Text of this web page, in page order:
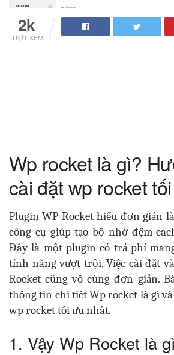
2k
LƯỢT XEM
Wp rocket là gì?
cài đặt wp rocket
Plugin WP Rocket hiểu đơn giản
công cụ giúp tạo bộ nhớ đệm
Đây là một plugin có trả phí
tính năng vượt trội. Việc cài đặt
Rocket cũng vô cùng đơn giản.
thông tin chi tiết Wp rocket là gì
wp rocket tối ưu nhất.
1. Vậy Wp Rocket là